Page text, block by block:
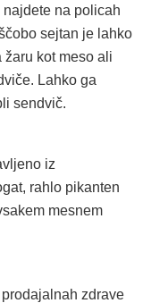
na policah
sejtan je lahko
kot meso ali
Lahko ga
sendvič.
iz
rahlo pikanten
mesnem
zdrave